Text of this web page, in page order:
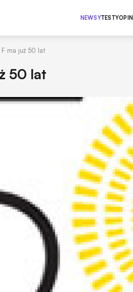
NEWSYTESTY
ma już 50 lat
50 lat